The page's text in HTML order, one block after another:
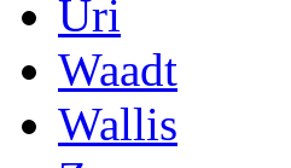
Uri
Waadt
Wallis